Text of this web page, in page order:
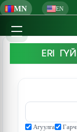
MN EN
ERI
Агуулга